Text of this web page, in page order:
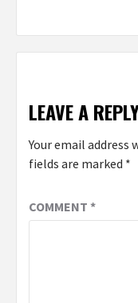
LEAVE A
Your email address
fields are marked *
COMMENT *